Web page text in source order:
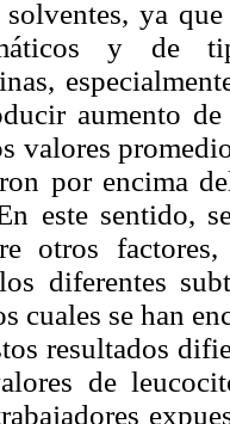
ya
y de
aumento
valores
por encima
este sentido,
otros
diferentes
cuales se han
resultados
de